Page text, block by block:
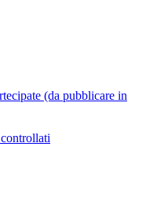
(da pubblicare in